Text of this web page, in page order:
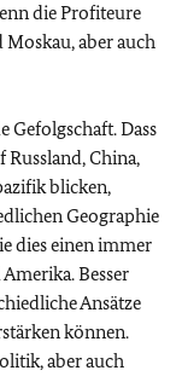
die Profiteure
aber auch
Gefolgschaft. Dass
China,
blicken,
Geographie
dies einen immer
Besser
Ansätze
können.
aber auch